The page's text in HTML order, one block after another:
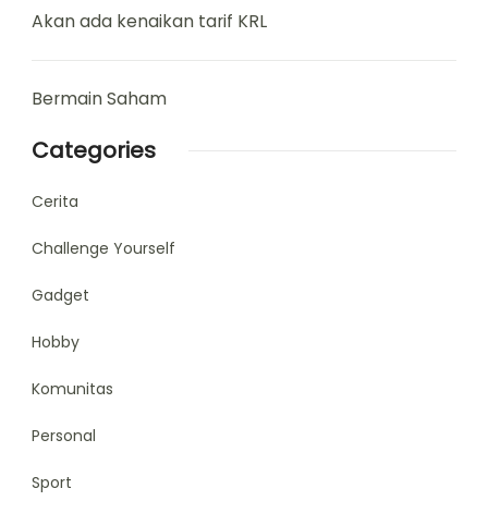
Akan ada kenaikan tarif KRL
Bermain Saham
Categories
Cerita
Challenge Yourself
Gadget
Hobby
Komunitas
Personal
Sport